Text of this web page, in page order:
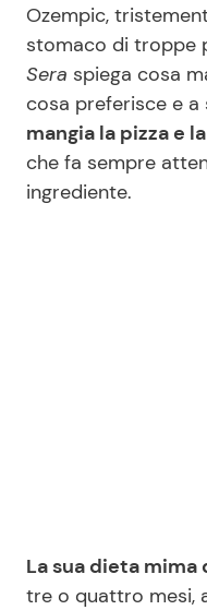
Salute
Viaggi e Turismo
Festività
Pubblicità
Ozempic,
stomaco di troppe
Sera spiega cosa
cosa preferisce e a
mangia la pizza e
che fa sempre
ingrediente.
La sua dieta mima
tre o quattro mesi,